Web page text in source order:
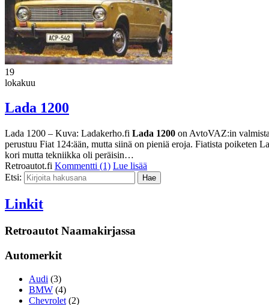
19
lokakuu
Lada 1200
Lada 1200 – Kuva: Ladakerho.fi Lada 1200 on AvtoVAZ:in
perustuu Fiat 124:ään, mutta siinä on pieniä eroja. Fiatista poiketen
kori mutta tekniikka oli peräisin…
Retroautot.fi Kommentti (1) Lue lisää
Etsi:
Linkit
Retroautot Naamakirjassa
Automerkit
Audi (3)
BMW (4)
Chevrolet (2)